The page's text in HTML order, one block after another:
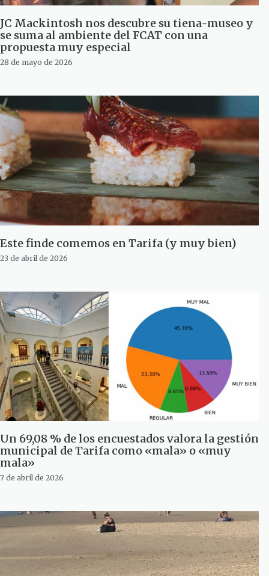
JC Mackintosh nos descubre su tiena-museo y
se suma al ambiente del FCAT con una
propuesta muy especial
28 de mayo de 2026
Este finde comemos en Tarifa (y muy bien)
23 de abril de 2026
Un 69,08 % de los encuestados valora la gestión
municipal de Tarifa como «mala» o «muy
mala»
7 de abril de 2026